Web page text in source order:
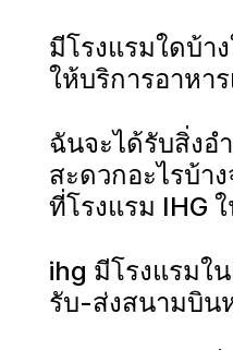
มีโรงแรมใดบ้า
ให้บริการอาหา
ฉันจะได้รับสิ่งอ
สะดวกอะไรบ้า
ที่โรงแรม IHG
ihg มีโรงแรมใ
รับ-ส่งสนามบิน